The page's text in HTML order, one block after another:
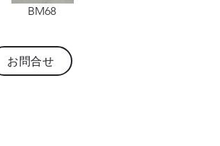
BM68
お問合せ